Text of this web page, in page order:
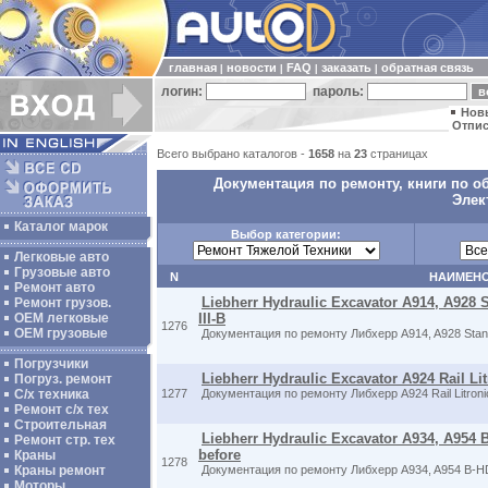
главная новости FAQ заказать обратная связь
логин: пароль:
Каталог марок
Легковые авто
Грузовые авто
Ремонт авто
Ремонт грузов.
ОЕМ легковые
OEM грузовые
Погрузчики
Погруз. ремонт
С/х техника
Ремонт с/х тех
Строительная
Ремонт стр. тех
Краны
Краны ремонт
Всего выбрано каталогов - 1658 на 23 страницах
Документация по ремонту, книги по
Выбор категории:
N
1276
Liebherr Hydraulic Excavator A914, A928
III-B
Документация по ремонту Либхерр A914, A928
1277
Liebherr Hydraulic Excavator A924 Rail
Документация по ремонту Либхерр A924 Rail
1278
Liebherr Hydraulic Excavator A934, A954
before
Документация по ремонту Либхерр A934, A954 B-